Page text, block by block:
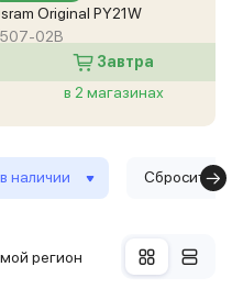
Original PY21W
02B
Завтра
в 2 магазинах
наличии Сбросить
регион